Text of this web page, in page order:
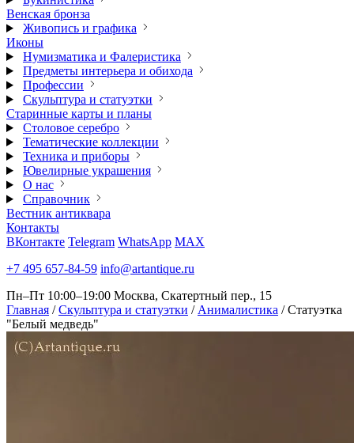
Венская бронза
Живопись и графика
Иконы
Нумизматика и Фалеристика
Предметы интерьера и обихода
Профессии
Скульптура и статуэтки
Старинные карты и планы
Столовое серебро
Тематические коллекции
Техника и приборы
Ювелирные украшения
О нас
Справочник
Вестник антиквара
Контакты
ВКонтакте Telegram WhatsApp MAX
+7 495 657-84-59 info@artantique.ru
Пн–Пт 10:00–19:00 Москва, Скатертный пер., 15
Главная / Скульптура и статуэтки / Анималистика / Статуэтка
"Белый медведь"